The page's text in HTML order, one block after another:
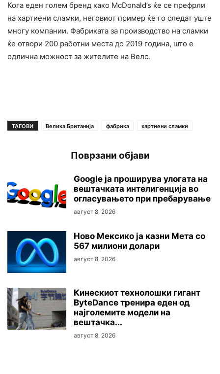
Кога еден голем бренд како McDonald’s ќе се префрли
на хартиени сламки, неговиот пример ќе го следат уште
многу компании. Фабриката за производство на сламки
ќе отвори 200 работни места до 2019 година, што е
одлична можност за жителите на Велс.
ТАГОВИ Велика Британија фабрика хартиени сламки
Поврзани објави
Google ја проширува улогата на
вештачката интелигенција во
огласувањето при пребарување
август 8, 2026
Ново Мексико ја казни Мета со
567 милиони долари
август 8, 2026
Кинескиот технолошки гигант
ByteDance тренира еден од
најголемите модели на
вештачка...
август 8, 2026